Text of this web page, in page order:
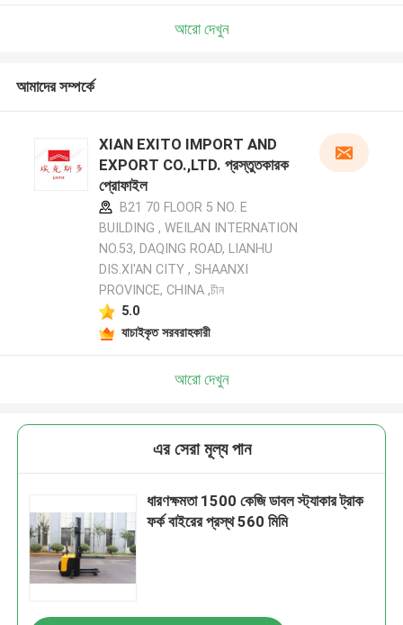
আরো দেখুন
আমাদের সম্পর্কে
XIAN EXITO IMPORT AND
EXPORT CO.,LTD. প্রস্তুতকারক
প্রোফাইল
B21 70 FLOOR 5 NO. E
BUILDING , WEILAN INTERNATION
NO.53, DAQING ROAD, LIANHU
DIS.XI'AN CITY , SHAANXI
PROVINCE, CHINA ,চীন
5.0
যাচাইকৃত সরবরাহকারী
আরো দেখুন
এর সেরা মূল্য পান
ধারণক্ষমতা 1500 কেজি ডাবল স্ট্যাকার ট্রাক
ফর্ক বাইরের প্রস্থ 560 মিমি